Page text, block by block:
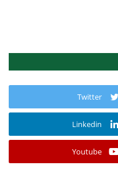
Twitter
Linkedin
Youtube